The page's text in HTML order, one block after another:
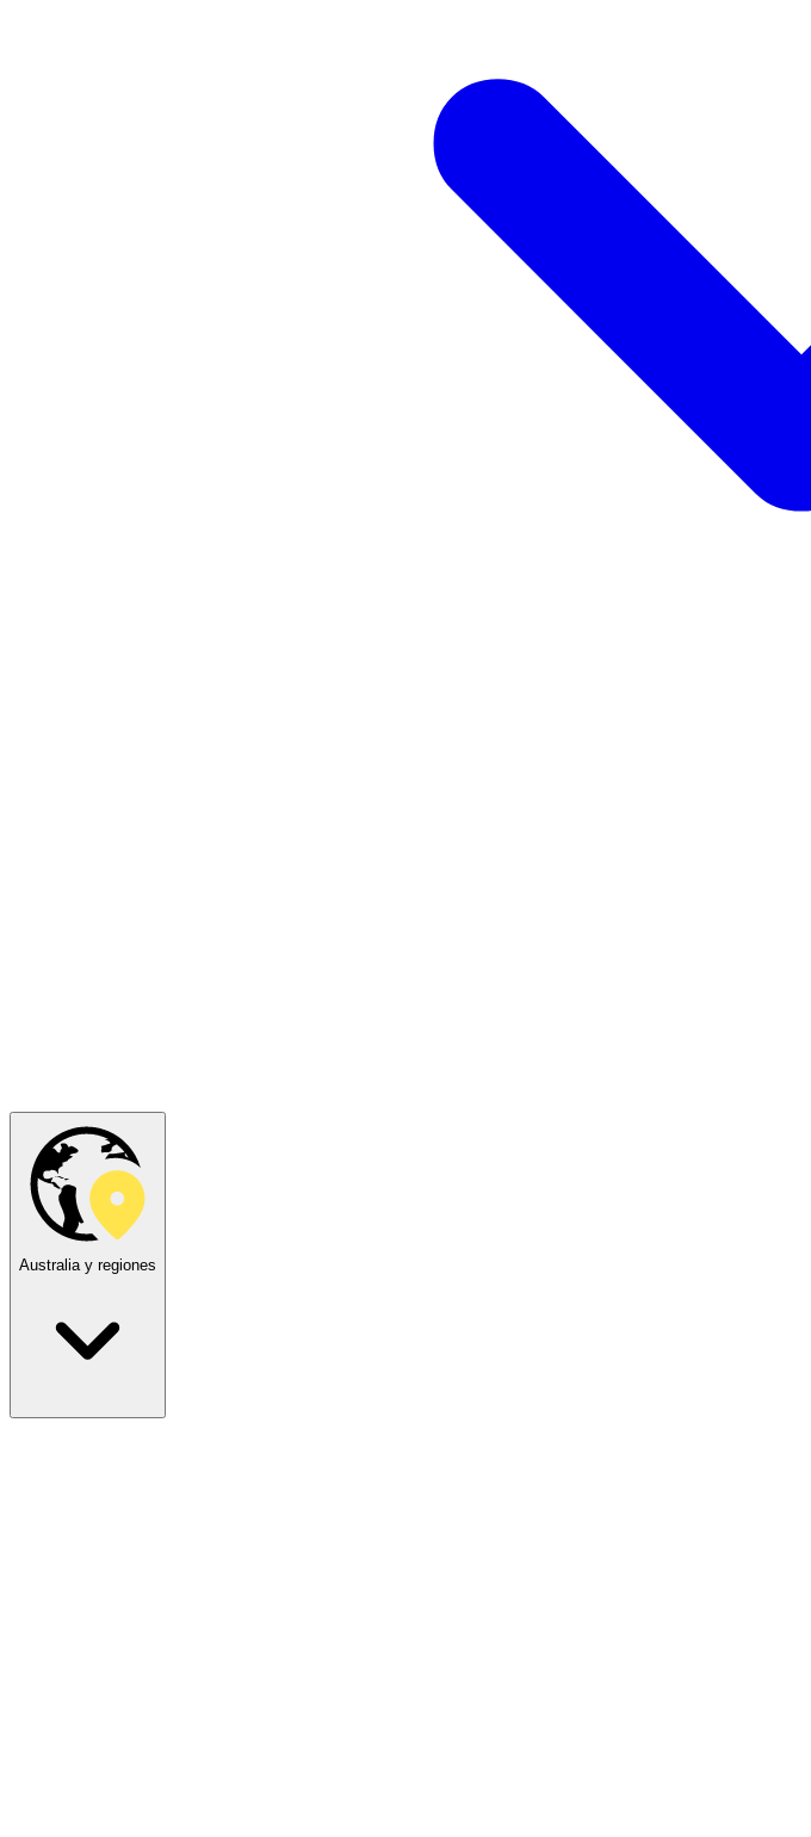
Australia y regiones